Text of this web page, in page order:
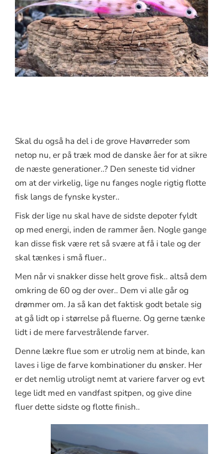
Skal du også ha del i de grove Havørreder som
netop nu, er på træk mod de danske åer for at sikre
de næste generationer..? Den seneste tid vidner
om at der virkelig, lige nu fanges nogle rigtig flotte
fisk langs de fynske kyster..
Fisk der lige nu skal have de sidste depoter fyldt
op med energi, inden de rammer åen. Nogle gange
kan disse fisk være ret så svære at få i tale og der
skal tænkes i små fluer..
Men når vi snakker disse helt grove fisk.. altså dem
omkring de 60 og der over.. Dem vi alle går og
drømmer om. Ja så kan det faktisk godt betale sig
at gå lidt op i størrelse på fluerne. Og gerne tænke
lidt i de mere farvestrålende farver.
Denne lækre flue som er utrolig nem at binde, kan
laves i lige de farve kombinationer du ønsker. Her
er det nemlig utroligt nemt at variere farver og evt
lege lidt med en vandfast spitpen, og give dine
fluer dette sidste og flotte finish..